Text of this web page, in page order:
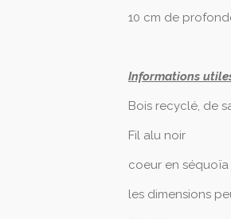
10 cm de
Informations
Bois recyclé, de
Fil alu noir
coeur en séquoïa
les dimensions